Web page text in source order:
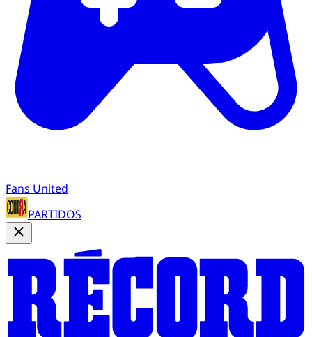
Fans United
PARTIDOS